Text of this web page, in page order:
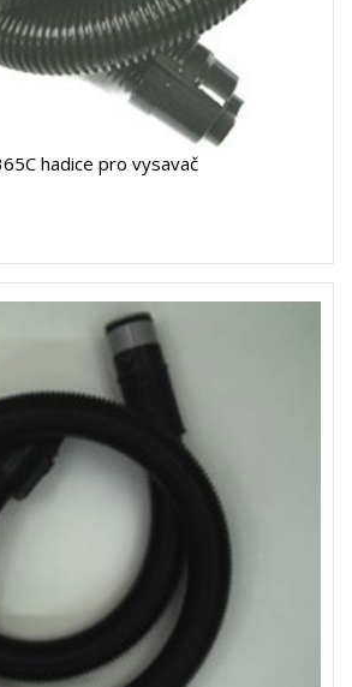
hadice pro vysavač